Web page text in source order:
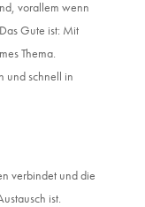
vorallem wenn
Gute ist: Mit
Thema.
und schnell in
verbindet und die
ist.